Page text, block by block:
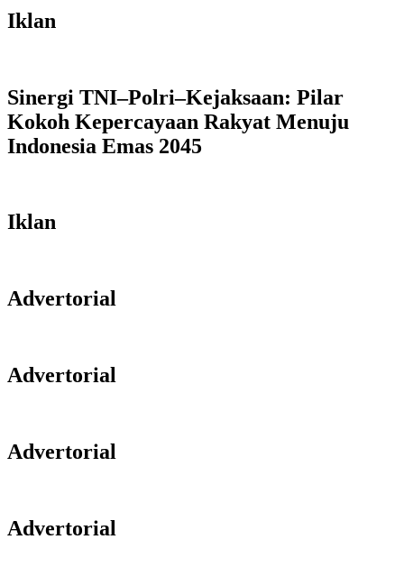
Iklan
Sinergi TNI–Polri–Kejaksaan: Pilar
Kokoh Kepercayaan Rakyat Menuju
Indonesia Emas 2045
Iklan
Advertorial
Advertorial
Advertorial
Advertorial